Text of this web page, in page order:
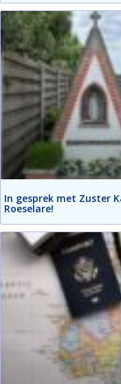
In gesprek met Zuster
Roeselare!